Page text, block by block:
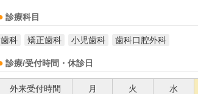
診療科目
歯科 矯正歯科 小児歯科 歯科口腔外科
診療/受付時間・休診日
外来受付時間 月 火 水